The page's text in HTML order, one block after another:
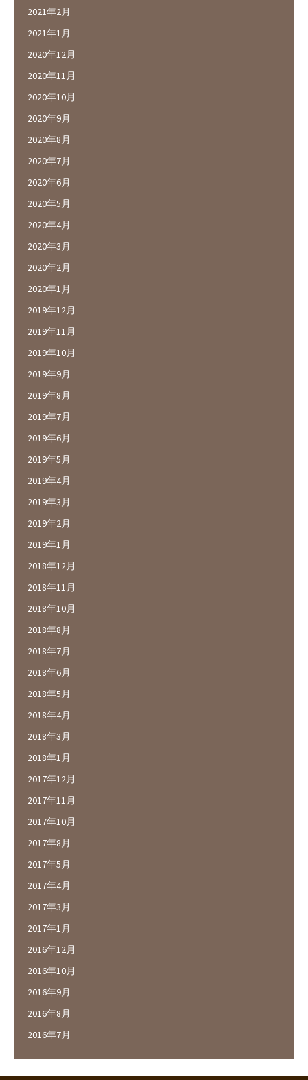
2021年2月
2021年1月
2020年12月
2020年11月
2020年10月
2020年9月
2020年8月
2020年7月
2020年6月
2020年5月
2020年4月
2020年3月
2020年2月
2020年1月
2019年12月
2019年11月
2019年10月
2019年9月
2019年8月
2019年7月
2019年6月
2019年5月
2019年4月
2019年3月
2019年2月
2019年1月
2018年12月
2018年11月
2018年10月
2018年8月
2018年7月
2018年6月
2018年5月
2018年4月
2018年3月
2018年1月
2017年12月
2017年11月
2017年10月
2017年8月
2017年5月
2017年4月
2017年3月
2017年1月
2016年12月
2016年10月
2016年9月
2016年8月
2016年7月